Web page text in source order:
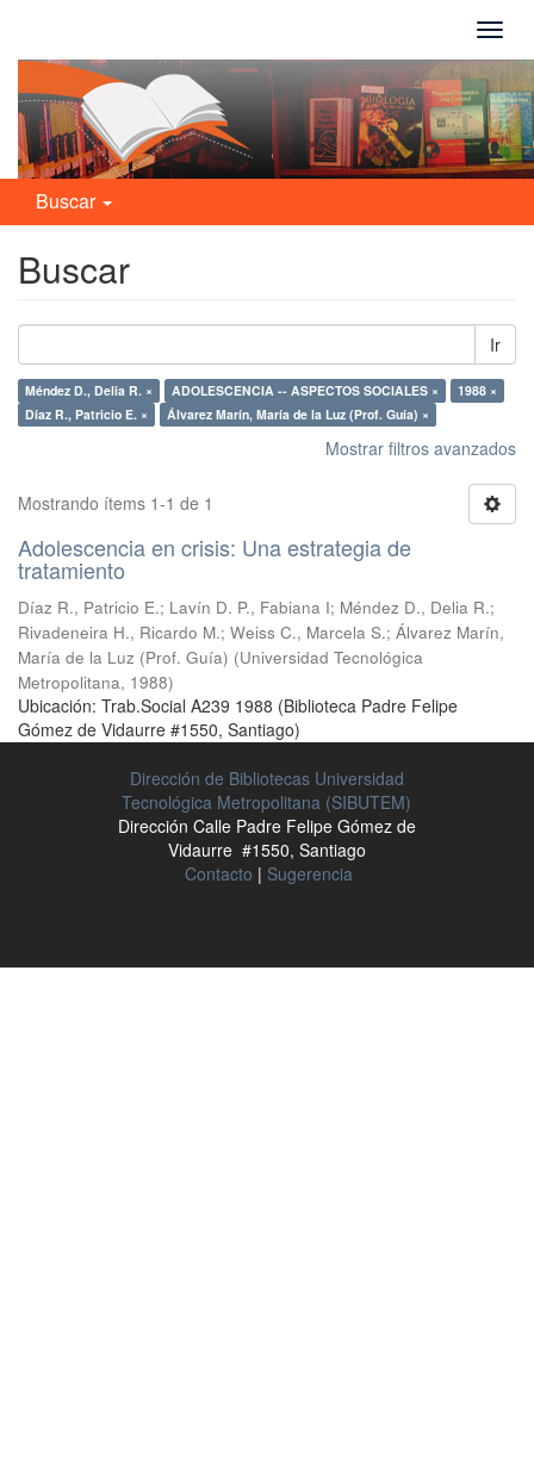
Buscar
Buscar
Ir
Méndez D., Delia R. × ADOLESCENCIA -- ASPECTOS SOCIALES ×
1988 ×
Díaz R., Patricio E. ×
Álvarez Marín, María de la Luz (Prof. Guía) ×
Mostrar filtros avanzados
Mostrando ítems 1-1 de 1
Adolescencia en crisis: Una estrategia de
tratamiento
Díaz R., Patricio E.; Lavín D. P., Fabiana I; Méndez D., Delia R.;
Rivadeneira H., Ricardo M.; Weiss C., Marcela S.; Álvarez Marín,
María de la Luz (Prof. Guía) (Universidad Tecnológica
Metropolitana, 1988)
Ubicación: Trab.Social A239 1988 (Biblioteca Padre Felipe
Gómez de Vidaurre #1550, Santiago)
Dirección de Bibliotecas Universidad
Tecnológica Metropolitana (SIBUTEM)
Dirección Calle Padre Felipe Gómez de
Vidaurre #1550, Santiago
Contacto | Sugerencia